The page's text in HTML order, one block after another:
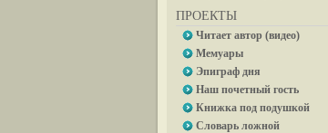
ПРОЕКТЫ
Читает автор (видео)
Мемуары
Эпиграф дня
Наш почетный гость
Книжка под подушкой
Словарь ложной